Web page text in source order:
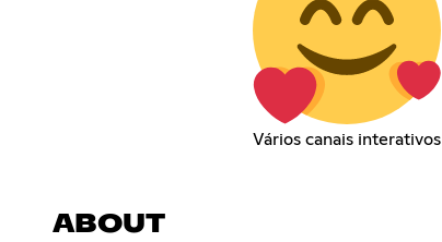
Vários canais interativos
ABOUT